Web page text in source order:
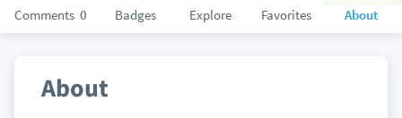
Comments 0 Badges Explore Favorites About
About